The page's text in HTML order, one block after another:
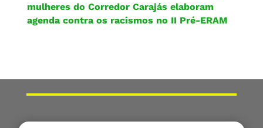
mulheres do Corredor Carajás elaboram
agenda contra os racismos no II Pré-ERAM